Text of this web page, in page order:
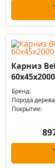
Карниз
60х45х2000
Бренд:
Порода
Покрытие: